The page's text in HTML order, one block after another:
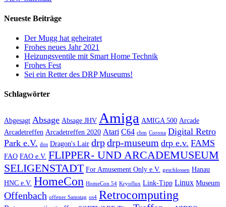
Neueste Beiträge
Der Mugg hat geheiratet
Frohes neues Jahr 2021
Heizungsventile mit Smart Home Technik
Frohes Fest
Sei ein Retter des DRP Museums!
Schlagwörter
Abgesagt Absage Absage JHV Amiga AMIGA 500 Arcade
Arcadetreffen Arcadetreffen 2020 Atari C64 cbm Corona Digital Retro
Park e.V. dos Dragon's Lair drpdrp-museum drp e.v. FAMS
FAO FAO e.V. FLIPPER- UND ARCADEMUSEUM
SELIGENSTADT For Amusement Only e.V. geschlossen Hanau
HNC e.V. HomeCon HomeCon 54 Kryoflux Link-Tipp Linux Museum
Offenbach offener Samstag os4 Retrocomputing